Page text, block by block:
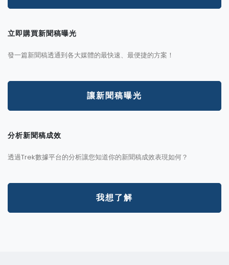
立即購買新聞稿曝光
發一篇新聞稿透通到各大媒體的最快速、最便捷的方案！
讓新聞稿曝光
分析新聞稿成效
透過Trek數據平台的分析讓您知道你的新聞稿成效表現如何？
我想了解